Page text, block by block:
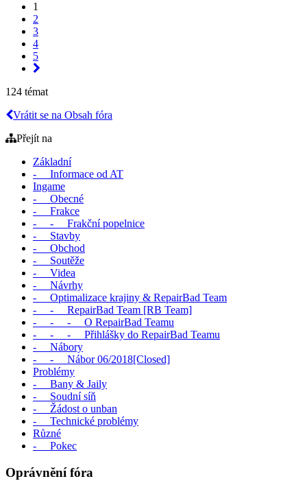
1
2
3
4
5
124 témat
Vrátit se na Obsah fóra
Přejít na
Základní
- Informace od AT
Ingame
- Obecné
- Frakce
- - Frakční popelnice
- Stavby
- Obchod
- Soutěže
- Videa
- Návrhy
- Optimalizace krajiny & RepairBad Team
- - RepairBad Team [RB Team]
- - - O RepairBad Teamu
- - - Přihlášky do RepairBad Teamu
- Nábory
- - Nábor 06/2018[Closed]
Problémy
- Bany & Jaily
- Soudní síň
- Žádost o unban
- Technické problémy
Různé
- Pokec
Oprávnění fóra